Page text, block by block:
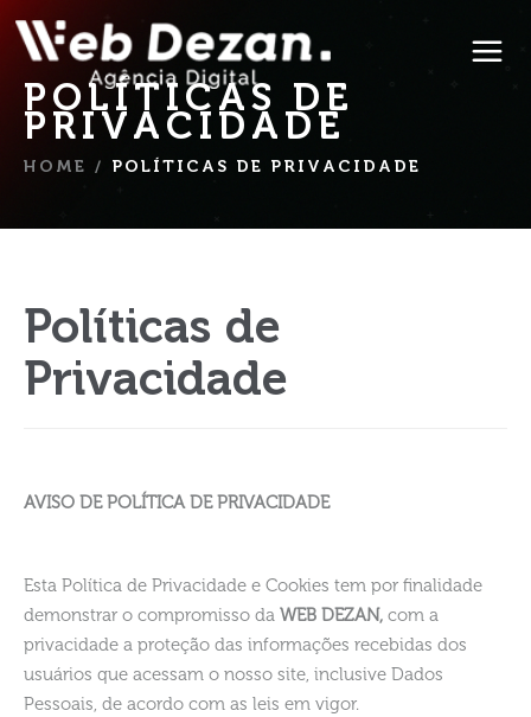
POLÍTICAS DE
PRIVACIDADE
HOME / POLÍTICAS DE PRIVACIDADE
Políticas de
Privacidade
AVISO DE POLÍTICA DE PRIVACIDADE
Esta Política de Privacidade e Cookies tem por finalidade
demonstrar o compromisso da WEB DEZAN, com a
privacidade a proteção das informações recebidas dos
usuários que acessam o nosso site, inclusive Dados
Pessoais, de acordo com as leis em vigor.